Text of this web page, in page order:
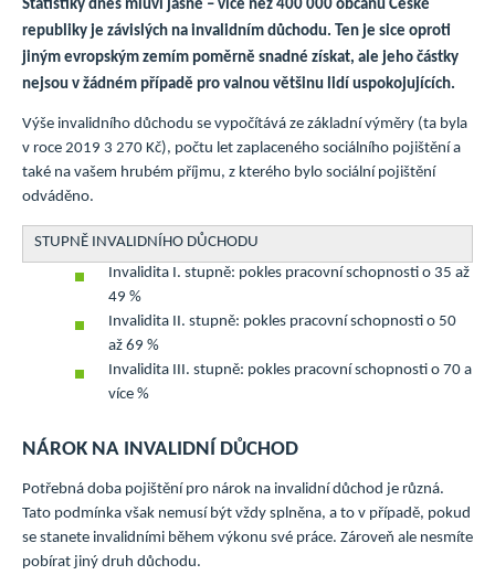
Statistiky dnes mluví jasně – více než 400 000 občanů České
republiky je závislých na invalidním důchodu. Ten je sice oproti
jiným evropským zemím poměrně snadné získat, ale jeho částky
nejsou v žádném případě pro valnou většinu lidí uspokojujících.
Výše invalidního důchodu se vypočítává ze základní výměry (ta byla
v roce 2019 3 270 Kč), počtu let zaplaceného sociálního pojištění a
také na vašem hrubém příjmu, z kterého bylo sociální pojištění
odváděno.
STUPNĚ INVALIDNÍHO DŮCHODU
Invalidita I. stupně: pokles pracovní schopnosti o 35 až
49 %
Invalidita II. stupně: pokles pracovní schopnosti o 50
až 69 %
Invalidita III. stupně: pokles pracovní schopnosti o 70 a
více %
NÁROK NA INVALIDNÍ DŮCHOD
Potřebná doba pojištění pro nárok na invalidní důchod je různá.
Tato podmínka však nemusí být vždy splněna, a to v případě, pokud
se stanete invalidními během výkonu své práce. Zároveň ale nesmíte
pobírat jiný druh důchodu.